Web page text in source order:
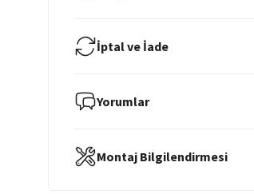
İptal ve İade
Yorumlar
Montaj Bilgilendirmesi